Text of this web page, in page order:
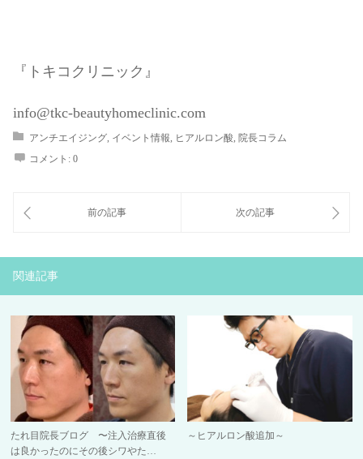
『トキコクリニック』
info@tkc-beautyhomeclinic.com
アンチエイジング, イベント情報, ヒアルロン酸, 院長コラム
コメント: 0
関連記事
たれ目院長ブログ 〜注入治療直後
は良かったのにその後シワやた…
～ヒアルロン酸追加～